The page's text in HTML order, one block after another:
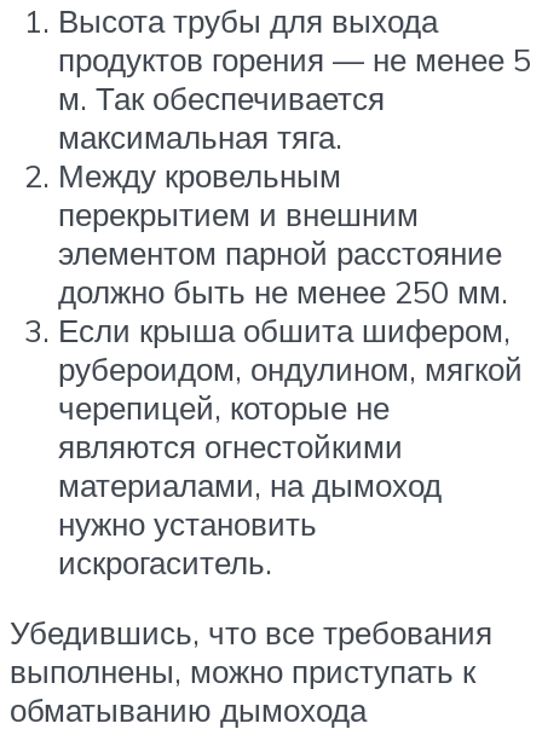
Высота трубы для выхода
продуктов горения — не менее 5
м. Так обеспечивается
максимальная тяга.
Между кровельным
перекрытием и внешним
элементом парной расстояние
должно быть не менее 250 мм.
Если крыша обшита шифером,
рубероидом, ондулином, мягкой
черепицей, которые не
являются огнестойкими
материалами, на дымоход
нужно установить
искрогаситель.
Убедившись, что все требования
выполнены, можно приступать к
обматыванию дымохода